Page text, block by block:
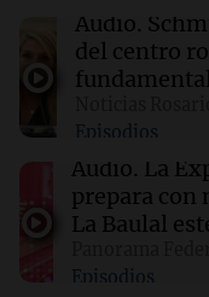
tren real
08:56
de un puerto
08:55 Visita del
La pizzería
esculpida con
Audio.
del centro
Episodios
Audio. La
prepara con
La Baulal
Episodios